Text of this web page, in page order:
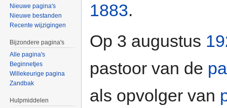
1883.
Op 3 augustus
pastoor van de
als opvolger van
Nieuwe pagina's
Nieuwe bestanden
Recente wijzigingen
Bijzondere pagina's
Alle pagina's
Beginnetjes
Willekeurige pagina
Zandbak
Hulpmiddelen